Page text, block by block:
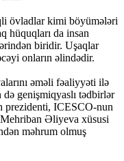
övladlar kimi böyümələri
hüquqları da insan
biridir. Uşaqlar
onların əlindədir.
əməli fəaliyyəti ilə
genişmiqyaslı tədbirlər
prezidenti, ICESCO-nun
Əliyeva xüsusi
məhrum olmuş